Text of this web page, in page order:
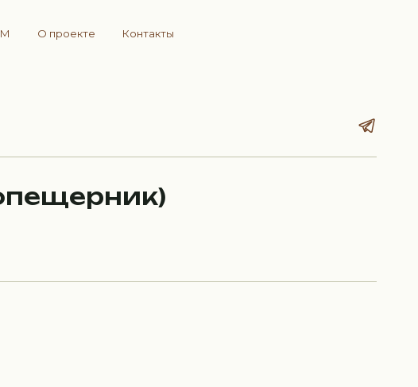
О проекте Контакты